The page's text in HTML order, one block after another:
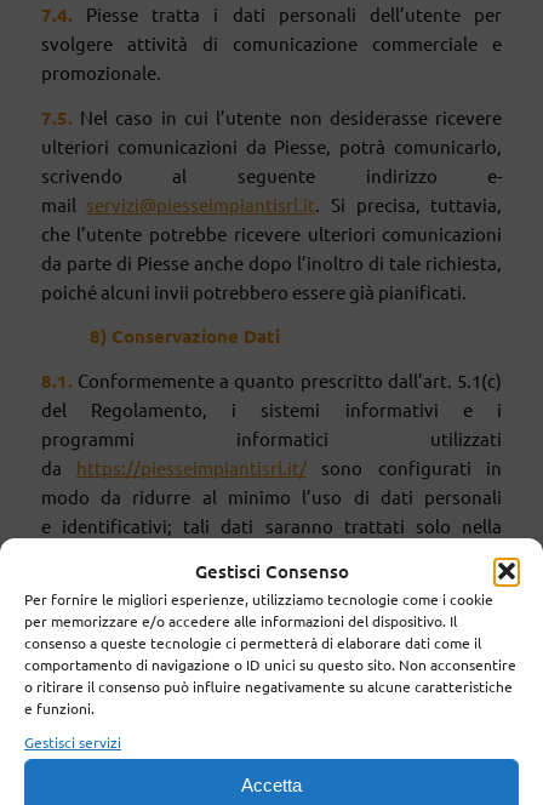
Gestisci Consenso
Per fornire le migliori esperienze, utilizziamo tecnologie come i cookie
per memorizzare e/o accedere alle informazioni del dispositivo. Il
consenso a queste tecnologie ci permetterà di elaborare dati come il
comportamento di navigazione o ID unici su questo sito. Non acconsentire
o ritirare il consenso può influire negativamente su alcune caratteristiche
e funzioni.
Gestisci servizi
Accetta
7.4. Piesse tratta i dati personali dell’utente per
svolgere attività di comunicazione commerciale e
promozionale.
7.5. Nel caso in cui l’utente non desiderasse ricevere
ulteriori comunicazioni da Piesse, potrà comunicarlo,
scrivendo al seguente indirizzo e-
mail servizi@piesseimpiantisrl.it . Si precisa, tuttavia,
che l’utente potrebbe ricevere ulteriori comunicazioni
da parte di Piesse anche dopo l’inoltro di tale richiesta,
poiché alcuni invii potrebbero essere già pianificati.
8) Conservazione Dati
8.1. Conformemente a quanto prescritto dall’art. 5.1(c)
del Regolamento, i sistemi informativi e i
programmi informatici utilizzati
da https://piesseimpiantisrl.it/ sono configurati in
modo da ridurre al minimo l’uso di dati personali
e identificativi; tali dati saranno trattati solo nella
misura necessaria per il conseguimento delle finalità
indicate nella presente Policy.
8 .2.I dati verranno conservati per il periodo di tempo
strettamente necessario al conseguimento delle finalità
in concreto perseguite e, in ogni caso, il criterio
utilizzato per determinare il periodo di conservazione è
improntato ai principi di minimizzazione del
trattamento e limitazione della conservazione.